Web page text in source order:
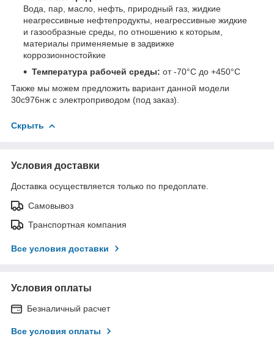
Вода, пар, масло, нефть, природный газ, жидкие
неагрессивные нефтепродукты, неагрессивные жидкие
и газообразные среды, по отношению к которым,
материалы применяемые в задвижке
коррозионностойкие
Температура рабочей среды: от -70°С до +450°С
Также мы можем предложить вариант данной модели
30с976нж с электроприводом (под заказ).
Скрыть
Условия доставки
Доставка осуществляется только по предоплате.
Самовывоз
Транспортная компания
Все условия доставки
Условия оплаты
Безналичный расчет
Все условия оплаты